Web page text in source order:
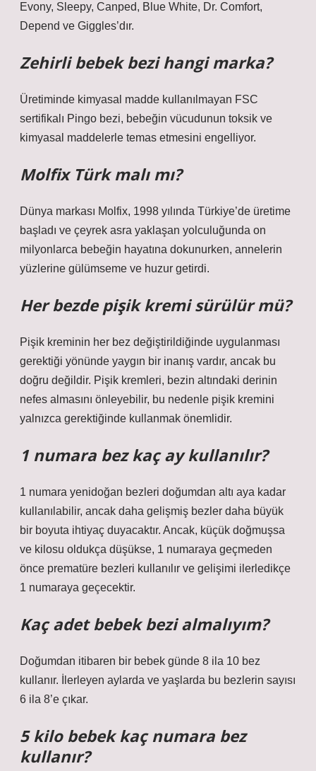
Evony, Sleepy, Canped, Blue White, Dr. Comfort,
Depend ve Giggles’dır.
Zehirli bebek bezi hangi marka?
Üretiminde kimyasal madde kullanılmayan FSC
sertifikalı Pingo bezi, bebeğin vücudunun toksik ve
kimyasal maddelerle temas etmesini engelliyor.
Molfix Türk malı mı?
Dünya markası Molfix, 1998 yılında Türkiye’de üretime
başladı ve çeyrek asra yaklaşan yolculuğunda on
milyonlarca bebeğin hayatına dokunurken, annelerin
yüzlerine gülümseme ve huzur getirdi.
Her bezde pişik kremi sürülür mü?
Pişik kreminin her bez değiştirildiğinde uygulanması
gerektiği yönünde yaygın bir inanış vardır, ancak bu
doğru değildir. Pişik kremleri, bezin altındaki derinin
nefes almasını önleyebilir, bu nedenle pişik kremini
yalnızca gerektiğinde kullanmak önemlidir.
1 numara bez kaç ay kullanılır?
1 numara yenidoğan bezleri doğumdan altı aya kadar
kullanılabilir, ancak daha gelişmiş bezler daha büyük
bir boyuta ihtiyaç duyacaktır. Ancak, küçük doğmuşsa
ve kilosu oldukça düşükse, 1 numaraya geçmeden
önce prematüre bezleri kullanılır ve gelişimi ilerledikçe
1 numaraya geçecektir.
Kaç adet bebek bezi almalıyım?
Doğumdan itibaren bir bebek günde 8 ila 10 bez
kullanır. İlerleyen aylarda ve yaşlarda bu bezlerin sayısı
6 ila 8’e çıkar.
5 kilo bebek kaç numara bez
kullanır?